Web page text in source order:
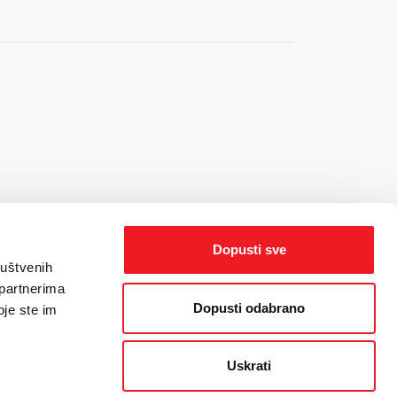
ste im
Dopusti sve
Dopusti odabrano
Uskrati